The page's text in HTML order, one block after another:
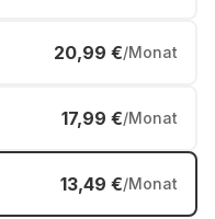
20,99 €/Monat
17,99 €/Monat
13,49 €/Monat